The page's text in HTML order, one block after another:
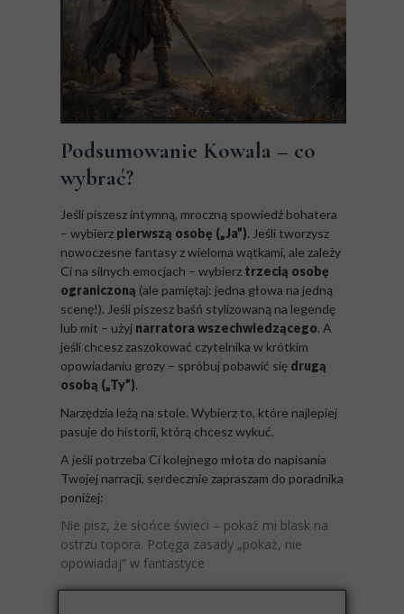
Podsumowanie Kowala – co
wybrać?
Jeśli piszesz intymną, mroczną spowiedź bohatera
– wybierz pierwszą osobę („Ja”). Jeśli tworzysz
nowoczesne fantasy z wieloma wątkami, ale zależy
Ci na silnych emocjach – wybierz trzecią osobę
ograniczoną (ale pamiętaj: jedna głowa na jedną
scenę!). Jeśli piszesz baśń stylizowaną na legendę
lub mit – użyj narratora wszechwiedzącego. A
jeśli chcesz zaszokować czytelnika w krótkim
opowiadaniu grozy – spróbuj pobawić się drugą
osobą („Ty”).
Narzędzia leżą na stole. Wybierz to, które najlepiej
pasuje do historii, którą chcesz wykuć.
A jeśli potrzeba Ci kolejnego młota do napisania
Twojej narracji, serdecznie zapraszam do poradnika
poniżej:
Nie pisz, że słońce świeci – pokaż mi blask na
ostrzu topora. Potęga zasady „pokaż, nie
opowiadaj” w fantastyce